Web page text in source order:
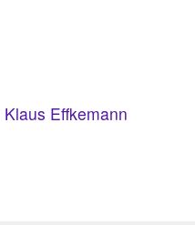
Klaus Effkemann